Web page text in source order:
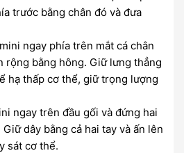
trước bằng chân đó và đưa
ngay phía trên mắt cá chân
rộng bằng hông. Giữ lưng thẳng
hạ thấp cơ thể, giữ trọng lượng
ngay trên đầu gối và đứng hai
dây bằng cả hai tay và ấn lên
sát cơ thể.